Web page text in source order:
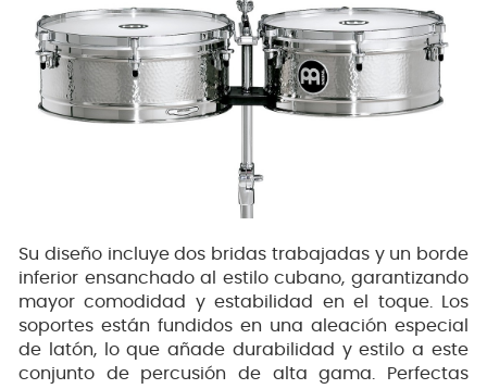
Su diseño incluye dos bridas trabajadas y un borde
inferior ensanchado al estilo cubano, garantizando
mayor comodidad y estabilidad en el toque. Los
soportes están fundidos en una aleación especial
de latón, lo que añade durabilidad y estilo a este
conjunto de percusión de alta gama. Perfectas